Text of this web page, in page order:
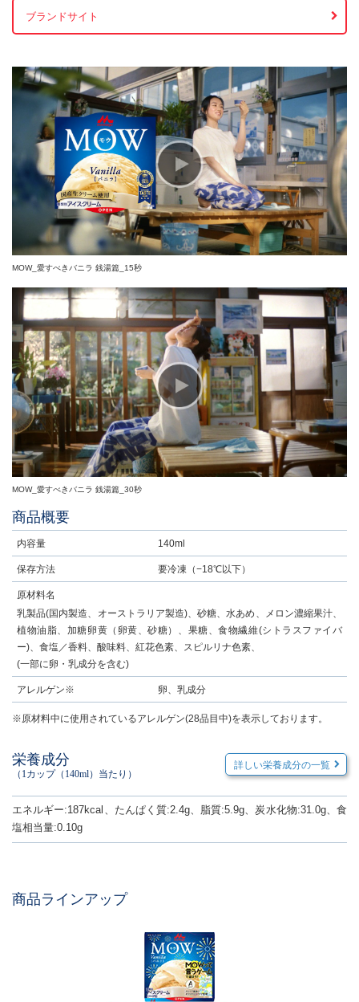
ブランドサイト
MOW_愛すべきバニラ 銭湯篇_15秒
MOW_愛すべきバニラ 銭湯篇_30秒
商品概要
内容量 140ml
保存方法 要冷凍（−18℃以下）
原材料名
乳製品(国内製造、オーストラリア製造)、砂糖、水あめ、メロン濃縮果汁、
植物油脂、加糖卵黄（卵黄、砂糖）、果糖、食物繊維(シトラスファイバ
ー)、食塩／香料、酸味料、紅花色素、スピルリナ色素、
(一部に卵・乳成分を含む)
アレルゲン※ 卵、乳成分
※原材料中に使用されているアレルゲン(28品目中)を表示しております。
栄養成分
（1カップ（140ml）当たり）
詳しい栄養成分の一覧
エネルギー:187kcal、たんぱく質:2.4g、脂質:5.9g、炭水化物:31.0g、食
塩相当量:0.10g
商品ラインアップ